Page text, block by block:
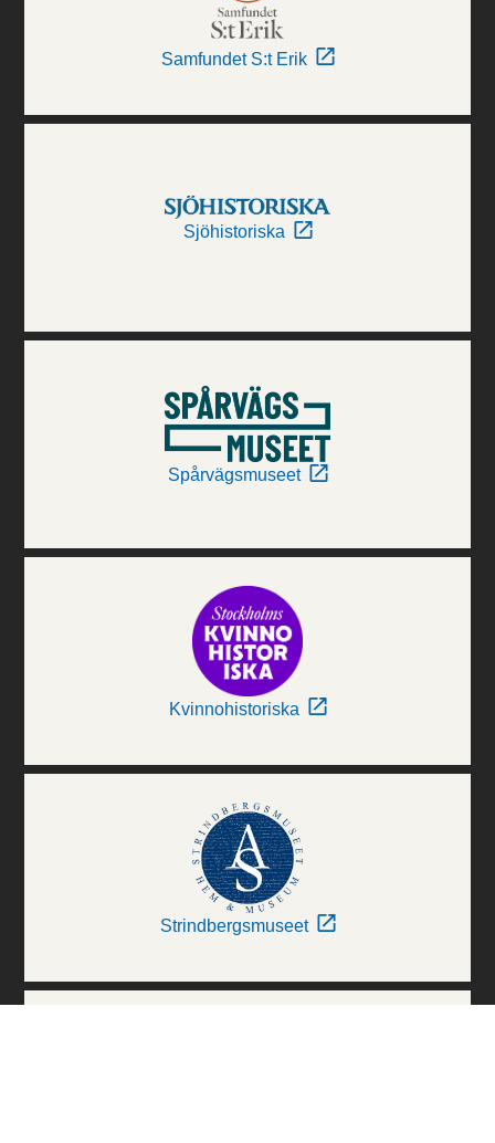
Samfundet S:t Erik
Sjöhistoriska
Spårvägsmuseet
Kvinnohistoriska
Strindbergsmuseet